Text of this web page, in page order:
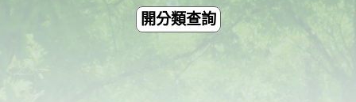
開分類查詢